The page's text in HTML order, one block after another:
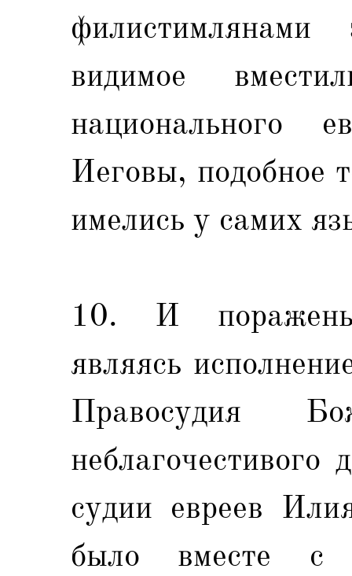
видимое
национального
Иеговы, подобное
имелись у самих
10. И
являясь
Правосудия
судии евреев
было вместе с